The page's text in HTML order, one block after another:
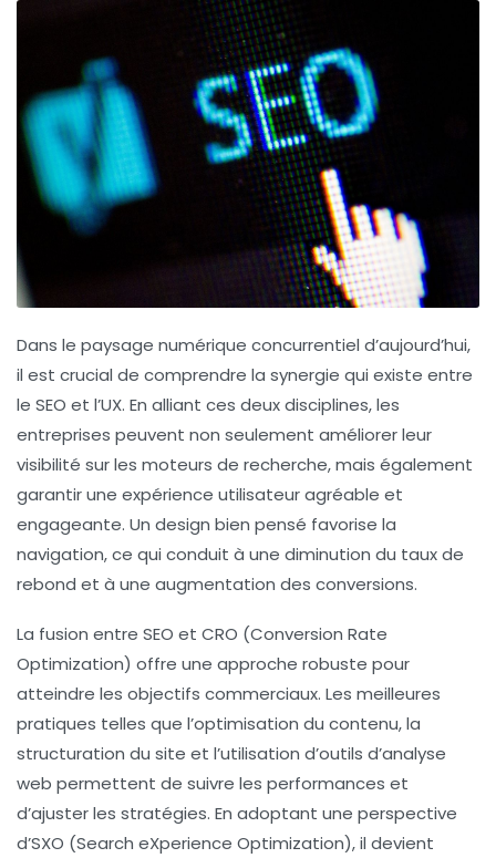
Dans le paysage numérique concurrentiel d’aujourd’hui,
il est crucial de comprendre la synergie qui existe entre
le SEO et l’UX. En alliant ces deux disciplines, les
entreprises peuvent non seulement améliorer leur
visibilité sur les moteurs de recherche, mais également
garantir une expérience utilisateuragréable et
engageante. Un design bien pensé favorise la
navigation, ce qui conduit à une diminution du taux de
rebond et à une augmentation des conversions.
La fusion entre SEO et CRO (Conversion Rate
Optimization) offre une approche robuste pour
atteindre les objectifs commerciaux. Les meilleures
pratiques telles que l’optimisation du contenu, la
structuration du site et l’utilisation d’outils d’analyse
web permettent de suivre les performances et
d’ajuster les stratégies. En adoptant une perspective
d’SXO (Search eXperience Optimization), il devient